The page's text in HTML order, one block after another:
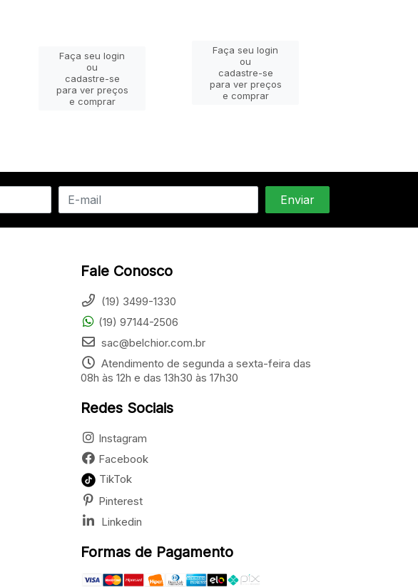
Faça seu login
ou
cadastre-se
para ver preços
e comprar
Faça seu login
ou
cadastre-se
para ver preços
e comprar
Fale Conosco
(19) 3499-1330
(19) 97144-2506
sac@belchior.com.br
Atendimento de segunda a sexta-feira das
08h às 12h e das 13h30 às 17h30
Redes Sociais
Instagram
Facebook
TikTok
Pinterest
Linkedin
Formas de Pagamento